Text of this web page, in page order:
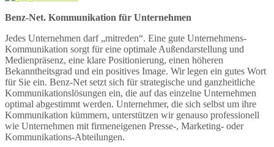
Benz-Net. Kommunikation für Unternehmen
Jedes Unternehmen darf „mitreden“. Eine gute Unternehmens-
Kommunikation sorgt für eine optimale Außendarstellung und
Medienpräsenz, eine klare Positionierung, einen höheren
Bekanntheitsgrad und ein positives Image. Wir legen ein gutes Wort
für Sie ein. Benz-Net setzt sich für strategische und ganzheitliche
Kommunikationslösungen ein, die auf das einzelne Unternehmen
optimal abgestimmt werden. Unternehmer, die sich selbst um ihre
Kommunikation kümmern, unterstützen wir genauso professionell
wie Unternehmen mit firmeneigenen Presse-, Marketing- oder
Kommunikations-Abteilungen.